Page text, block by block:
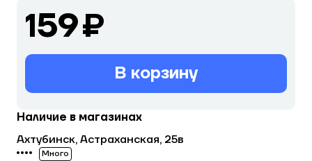
159 ₽
В корзину
Наличие в магазинах
Ахтубинск, Астраханская, 25в
Много